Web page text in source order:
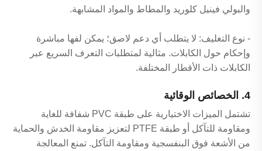
والبولي فينيل كلوريد والمطاط والمواد المشابهة.
- نوع التغليف: لا يتطلب أي دعم لاصق؛ يمكن لفها مباشرة
وإحكام حول الكابلات. مثالية لمتطلبات التعرف السريع عبر
الكابلات ذات الأقطار المختلفة.
4. الخصائص الوقائية
تشتمل الميزات الاختيارية على طبقة PVC شفافة للغاية
ومقاومة للتآكل أو طبقة PTFE لتعزيز مقاومة الخدش والحماية
من الأشعة فوق البنفسجية ومقاومة التآكل. تمنع المعالجة